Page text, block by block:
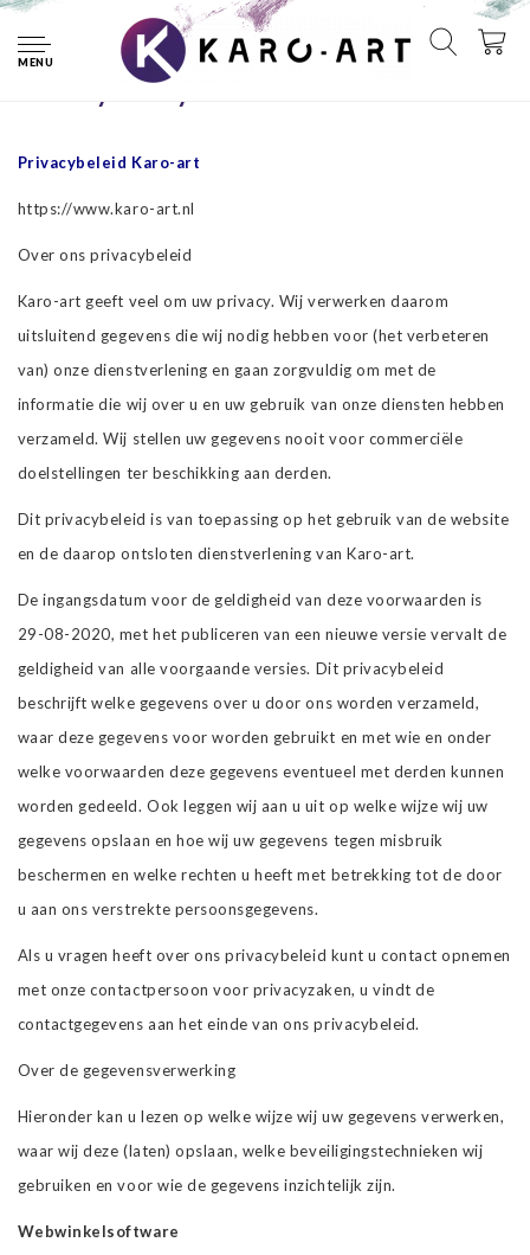
MENU
Privacy Policy
Privacy Policy
Privacybeleid Karo-art
https://www.karo-art.nl
Over ons privacybeleid
Karo-art geeft veel om uw privacy. Wij verwerken daarom
uitsluitend gegevens die wij nodig hebben voor (het verbeteren
van) onze dienstverlening en gaan zorgvuldig om met de
informatie die wij over u en uw gebruik van onze diensten hebben
verzameld. Wij stellen uw gegevens nooit voor commerciële
doelstellingen ter beschikking aan derden.
Dit privacybeleid is van toepassing op het gebruik van de website
en de daarop ontsloten dienstverlening van Karo-art.
De ingangsdatum voor de geldigheid van deze voorwaarden is
29-08-2020, met het publiceren van een nieuwe versie vervalt de
geldigheid van alle voorgaande versies. Dit privacybeleid
beschrijft welke gegevens over u door ons worden verzameld,
waar deze gegevens voor worden gebruikt en met wie en onder
welke voorwaarden deze gegevens eventueel met derden kunnen
worden gedeeld. Ook leggen wij aan u uit op welke wijze wij uw
gegevens opslaan en hoe wij uw gegevens tegen misbruik
beschermen en welke rechten u heeft met betrekking tot de door
u aan ons verstrekte persoonsgegevens.
Als u vragen heeft over ons privacybeleid kunt u contact opnemen
met onze contactpersoon voor privacyzaken, u vindt de
contactgegevens aan het einde van ons privacybeleid.
Over de gegevensverwerking
Hieronder kan u lezen op welke wijze wij uw gegevens verwerken,
waar wij deze (laten) opslaan, welke beveiligingstechnieken wij
gebruiken en voor wie de gegevens inzichtelijk zijn.
Webwinkelsoftware